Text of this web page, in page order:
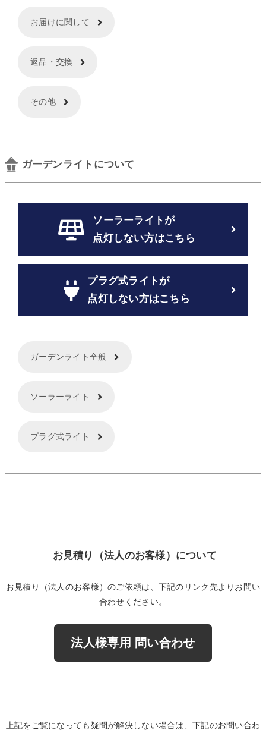
お届けに関して
返品・交換
その他
ガーデンライトについて
ソーラーライトが
点灯しない方はこちら
プラグ式ライトが
点灯しない方はこちら
ガーデンライト全般
ソーラーライト
プラグ式ライト
お見積り（法人のお客様）について
お見積り（法人のお客様）のご依頼は、下記のリンク先よりお問い
合わせください。
法人様専用 問い合わせ
上記をご覧になっても疑問が解決しない場合は、下記のお問い合わ